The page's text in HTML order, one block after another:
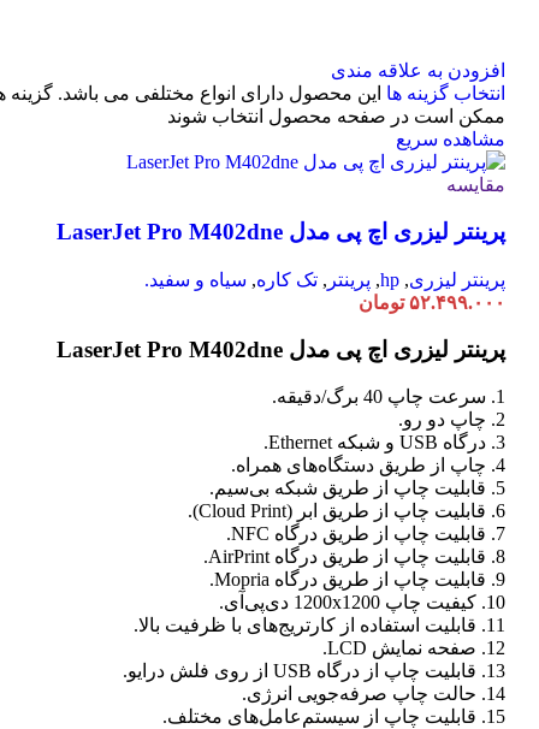
افزودن به علاقه مندی
انتخاب گزینه ها این محصول دارای انواع مختلفی می باشد. گزینه
ممکن است در صفحه محصول انتخاب شوند
مشاهده سریع
مقایسه
پرینتر لیزری اچ پی مدل LaserJet Pro M402dne
پرینتر لیزری,
hp
, پرینتر , تک کاره, سیاه و سفید.
۵۲.۴۹۹.۰۰۰ تومان
پرینتر لیزری اچ پی مدل LaserJet Pro M402dne
1. سرعت چاپ 40 برگ/دقیقه.
2. چاپ دو رو.
3. درگاه USB و شبکه Ethernet.
4. چاپ از طریق دستگاه‌های همراه.
5. قابلیت چاپ از طریق شبکه بی‌سیم.
6. قابلیت چاپ از طریق ابر (Cloud Print).
7. قابلیت چاپ از طریق درگاه NFC.
8. قابلیت چاپ از طریق درگاه AirPrint.
9. قابلیت چاپ از طریق درگاه Mopria.
10. کیفیت چاپ 1200x1200 دی‌پی‌آی.
11. قابلیت استفاده از کارتریج‌های با ظرفیت بالا.
12. صفحه نمایش LCD.
13. قابلیت چاپ از درگاه USB از روی فلش درایو.
14. حالت چاپ صرفه‌جویی انرژی.
15. قابلیت چاپ از سیستم‌عامل‌های مختلف.